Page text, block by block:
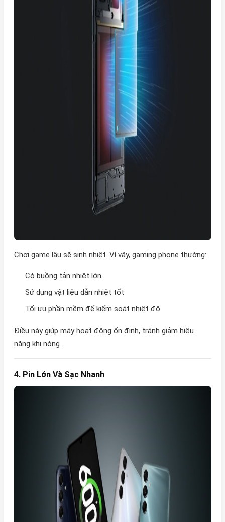
Chơi game lâu sẽ sinh nhiệt. Vì vậy, gaming phone thường:
Có buồng tản nhiệt lớn
Sử dụng vật liệu dẫn nhiệt tốt
Tối ưu phần mềm để kiểm soát nhiệt độ
Điều này giúp máy hoạt động ổn định, tránh giảm hiệu
năng khi nóng.
4. Pin Lớn Và Sạc Nhanh